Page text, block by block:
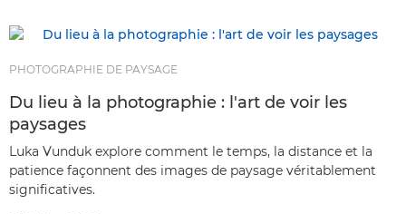
PHOTOGRAPHIE DE PAYSAGE
Du lieu à la photographie : l'art de voir les
paysages
Luka Vunduk explore comment le temps, la distance et la
patience façonnent des images de paysage véritablement
significatives.